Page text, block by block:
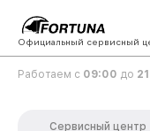
Официальный сервисный
Работаем с 09:00 до
Сервисный центр